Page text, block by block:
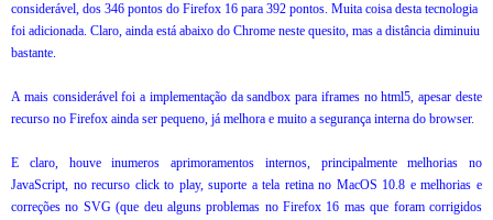
considerável, dos 346 pontos do Firefox 16 para 392 pontos. Muita coisa desta tecnologia
foi adicionada. Claro, ainda está abaixo do Chrome neste quesito, mas a distância diminuiu
bastante.
A mais considerável foi a implementação da sandbox para iframes no html5, apesar deste
recurso no Firefox ainda ser pequeno, já melhora e muito a segurança interna do browser.
E claro, houve inumeros aprimoramentos internos, principalmente melhorias no
JavaScript, no recurso click to play, suporte a tela retina no MacOS 10.8 e melhorias e
correções no SVG (que deu alguns problemas no Firefox 16 mas que foram corrigidos